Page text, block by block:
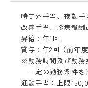
時間外手当、夜勤
改善手当、診療報
昇給：年1回
賞与：年2回（前年
※勤務時間及び勤務
一定の勤務条件を
通勤手当：上限